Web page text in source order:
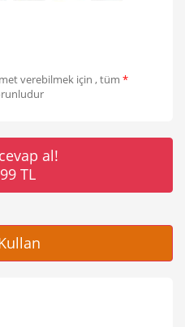
verebilmek için , tüm *
al!
TL